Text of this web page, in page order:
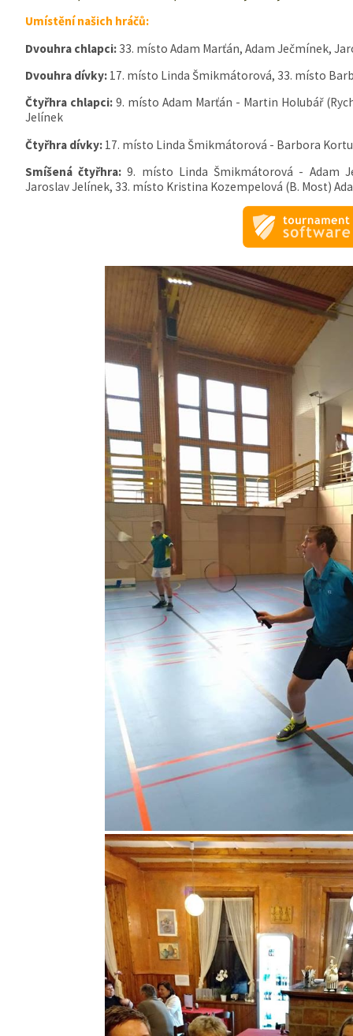
Umístění našich hráčů:
Dvouhra chlapci: 33. místo Adam Marťán, Adam Ječmínek,
Dvouhra dívky: 17. místo Linda Šmikmátorová, 33. místo
Čtyřhra chlapci: 9. místo Adam Marťán - Martin Holubář
Jelínek
Čtyřhra dívky: 17. místo Linda Šmikmátorová - Barbora
Smíšená čtyřhra: 9. místo Linda Šmikmátorová - Adam
Jaroslav Jelínek, 33. místo Kristina Kozempelová (B. Most)